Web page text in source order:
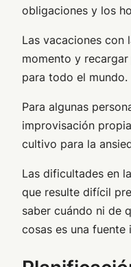
obligaciones y los
Las vacaciones con
momento y
para todo el mundo.
Para algunas
improvisación
cultivo para la
Las dificultades en
que resulte difícil
saber cuándo ni de
cosas es una fuente